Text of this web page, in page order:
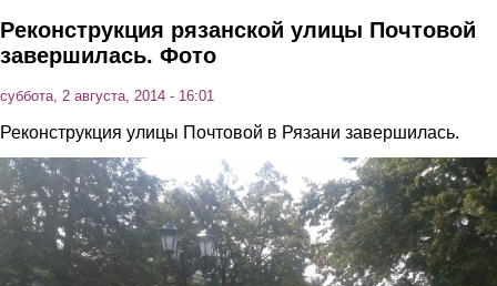
Реконструкция рязанской улицы Почтовой
завершилась. Фото
суббота, 2 августа, 2014 - 16:01
Реконструкция улицы Почтовой в Рязани завершилась.
qoem75wy-yk.jpg